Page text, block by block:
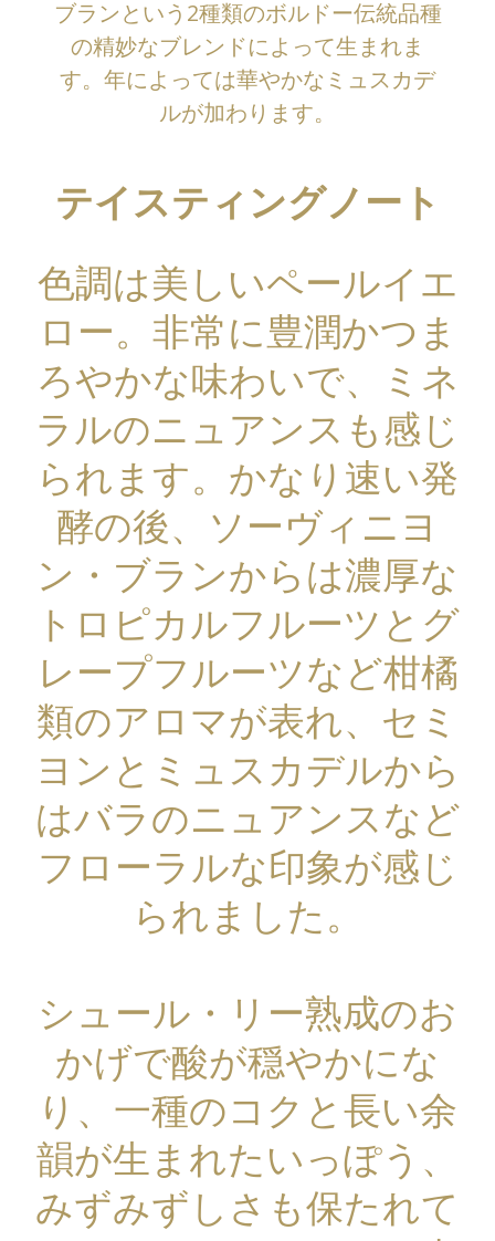
ブランという2種類のボルドー伝統品種
の精妙なブレンドによって生まれま
す。年によっては華やかなミュスカデ
ルが加わります。
テイスティングノート
色調は美しいペールイエ
ロー。非常に豊潤かつま
ろやかな味わいで、ミネ
ラルのニュアンスも感じ
られます。かなり速い発
酵の後、ソーヴィニヨ
ン・ブランからは濃厚な
トロピカルフルーツとグ
レープフルーツなど柑橘
類のアロマが表れ、セミ
ヨンとミュスカデルから
はバラのニュアンスなど
フローラルな印象が感じ
られました。
シュール・リー熟成のお
かげで酸が穏やかにな
り、一種のコクと長い余
韻が生まれたいっぽう、
みずみずしさも保たれて